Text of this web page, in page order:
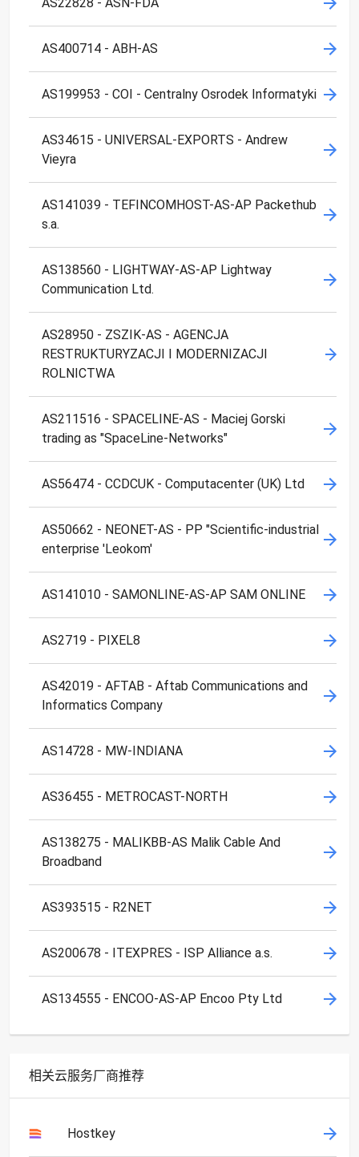
AS400714 - ABH-AS
AS199953 - COI - Centralny Osrodek Informatyki
AS34615 - UNIVERSAL-EXPORTS - Andrew
Vieyra
AS141039 - TEFINCOMHOST-AS-AP Packethub
s.a.
AS138560 - LIGHTWAY-AS-AP Lightway
Communication Ltd.
AS28950 - ZSZIK-AS - AGENCJA
RESTRUKTURYZACJI I MODERNIZACJI
ROLNICTWA
AS211516 - SPACELINE-AS - Maciej Gorski
trading as "SpaceLine-Networks"
AS56474 - CCDCUK - Computacenter (UK) Ltd
AS50662 - NEONET-AS - PP "Scientific-industrial
enterprise 'Leokom'
AS141010 - SAMONLINE-AS-AP SAM ONLINE
AS2719 - PIXEL8
AS42019 - AFTAB - Aftab Communications and
Informatics Company
AS14728 - MW-INDIANA
AS36455 - METROCAST-NORTH
AS138275 - MALIKBB-AS Malik Cable And
Broadband
AS393515 - R2NET
AS200678 - ITEXPRES - ISP Alliance a.s.
AS134555 - ENCOO-AS-AP Encoo Pty Ltd
相关云服务厂商推荐
Hostkey